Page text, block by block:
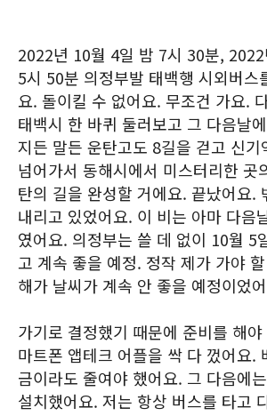
2022년 10월 4일 밤 7시 30분,
5시 50분 의정부발 태백행 시외버스
요. 돌이킬 수 없어요. 무조건 가요.
태백시 한 바퀴 둘러보고 그 다음날
지든 말든 운탄고도 8길을 걷고 신기
넘어가서 동해시에서 미스터리한 곳
탄의 길을 완성할 거에요. 끝났어요.
내리고 있었어요. 이 비는 아마 다음
였어요. 의정부는 쓸 데 없이 10월 5
고 계속 좋을 예정. 정작 제가 가야
해가 날씨가 계속 안 좋을 예정이었
가기로 결정했기 때문에 준비를 해
마트폰 앱테크 어플을 싹 다 껐어요.
금이라도 줄여야 했어요. 그 다음에
설치했어요. 저는 항상 버스를 타고